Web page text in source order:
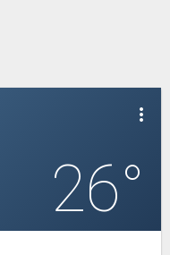
more_vert
26°